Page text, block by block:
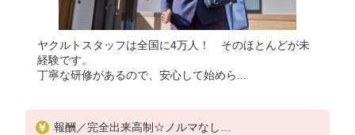
ヤクルトスタッフは全国に4万人！ そのほとんどが未
経験です。
丁寧な研修があるので、安心して始めら...
報酬／完全出来高制☆ノルマなし